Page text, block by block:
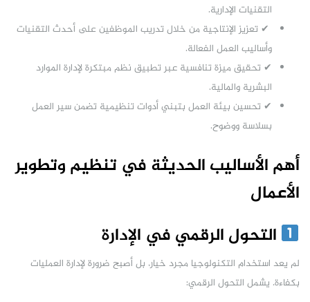
التقنيات الإدارية.
✔ تعزيز الإنتاجية من خلال تدريب الموظفين على أحدث التقنيات
وأساليب العمل الفعالة.
✔ تحقيق ميزة تنافسية عبر تطبيق نظم مبتكرة لإدارة الموارد
البشرية والمالية.
✔ تحسين بيئة العمل بتبني أدوات تنظيمية تضمن سير العمل
بسلاسة ووضوح.
أهم الأساليب الحديثة في تنظيم وتطوير
الأعمال
التحول الرقمي في الإدارة
لم يعد استخدام التكنولوجيا مجرد خيار، بل أصبح ضرورة لإدارة العمليات
بكفاءة. يشمل التحول الرقمي: